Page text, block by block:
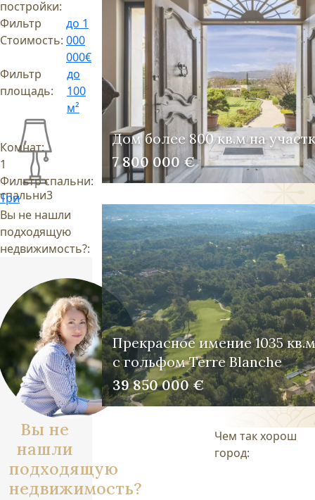
постройки:
Фильтр
Стоимость:
до 1
000
000€
Фильтр
площадь:
до
100
м²
спальни3
Комнат:
1
Фильтр спальни:
Три
Вы не нашли
подходящую
недвижимость?:
Вы не
нашли
подходящую
недвижимость?
Дом более 800 кв.м на
7 800 000 €
Прекрасное имение 1035
с гольфом Terre Blanche
39 850 000 €
Чем так хорош
город: